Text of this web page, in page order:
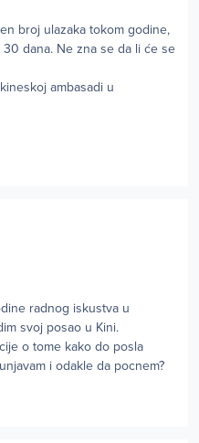
broj ulazaka tokom godine,
dana. Ne zna se da li će se
ambasadi u
radnog iskustva u
svoj posao u Kini.
o tome kako do posla
i odakle da pocnem?